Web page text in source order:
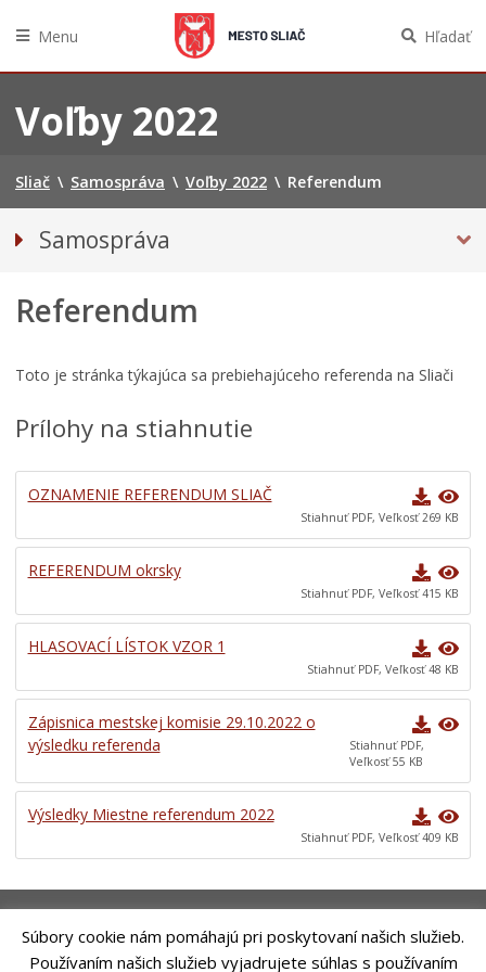
na
obsah
Menu Hľadať
Voľby 2022
Sliač \ Samospráva \ Voľby 2022 \ Referendum
Samospráva
Primátorka mesta
Mesto Sliač
Mestské zastupiteľstvo
Komisie
Elektronické služby
Verejné obstarávania
Všeobecne záväzné nariadenia
Územné plánovanie
Poskytovanie informácií
Dokumenty mesta
Protispoločenská činnosť
Voľby prezidenta SR 2024
Referendum
Toto je stránka týkajúca sa prebiehajúceho referenda na Sliači
Prílohy na stiahnutie
OZNAMENIE REFERENDUM SLIAČ
Stiahnuť PDF, Veľkosť 269 KB
REFERENDUM okrsky
Stiahnuť PDF, Veľkosť 415 KB
HLASOVACÍ LÍSTOK VZOR 1
Stiahnuť PDF, Veľkosť 48 KB
Zápisnica mestskej komisie 29.10.2022 o
výsledku referenda
Stiahnuť PDF,
Veľkosť 55 KB
Výsledky Miestne referendum 2022
Stiahnuť PDF, Veľkosť 409 KB
Súbory cookie nám pomáhajú pri poskytovaní našich služieb.
Používaním našich služieb vyjadrujete súhlas s používaním